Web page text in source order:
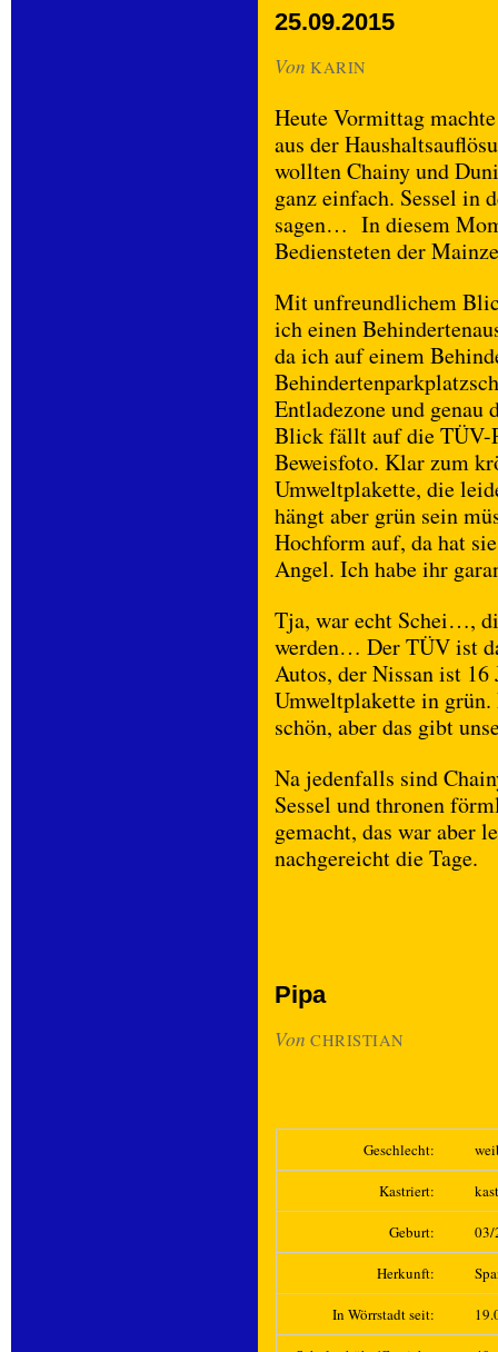
25.09.2015
Von KARIN
Heute Vormittag
aus der
wollten Chainy und
ganz einfach. Sessel in
sagen… In diesem
Bediensteten der
Mit unfreundlichem
ich einen
da ich auf einem
Entladezone und
Blick fällt auf die TÜV-
Beweisfoto. Klar zum
Umweltplakette, die
hängt aber grün sein
Hochform auf, da hat
Angel. Ich habe ihr
Tja, war echt Schei…,
werden… Der TÜV ist
Autos, der Nissan ist
Umweltplakette in grün.
schön, aber das gibt
Na jedenfalls sind
Sessel und thronen
gemacht, das war aber
nachgereicht die Tage.
Pipa
Von CHRISTIAN
Geschlecht:
Kastriert:
Geburt: 03/
Herkunft:
In Wörrstadt seit: